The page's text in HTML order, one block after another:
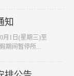
知
月1日(星期三)至
期间暂停所...